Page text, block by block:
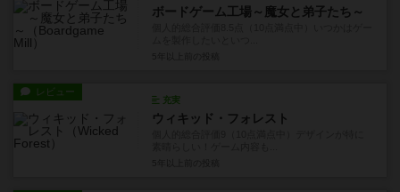
ボードゲーム工場～魔女と弟子たち～
レビュー
充実
ウィキッド・フォレスト